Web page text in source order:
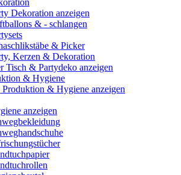
Dekoration anzeigen
& - schlangen
& Picker
Kerzen & Dekoration
Tisch & Partydeko anzeigen
& Hygiene
Produktion & Hygiene anzeigen
anzeigen